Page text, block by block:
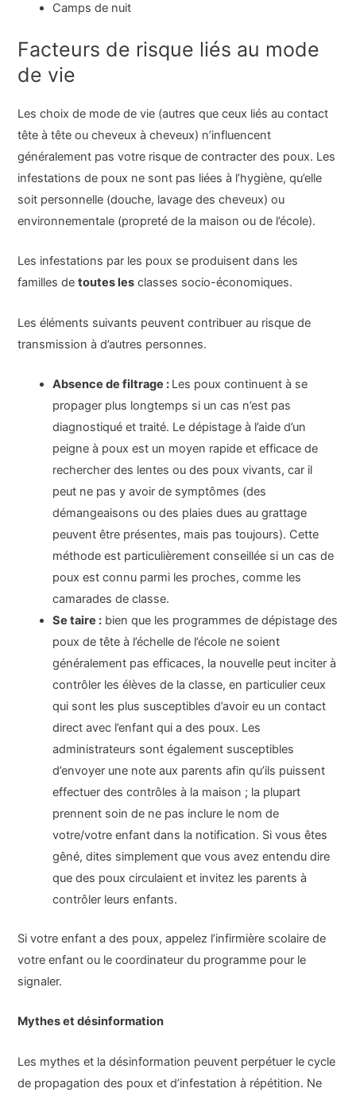
Camps de nuit
Facteurs de risque liés au mode
de vie
Les choix de mode de vie (autres que ceux liés au contact
tête à tête ou cheveux à cheveux) n’influencent
généralement pas votre risque de contracter des poux. Les
infestations de poux ne sont pas liées à l’hygiène, qu’elle
soit personnelle (douche, lavage des cheveux) ou
environnementale (propreté de la maison ou de l’école).
Les infestations par les poux se produisent dans les
familles detoutes les classes socio-économiques.
Les éléments suivants peuvent contribuer au risque de
transmission à d’autres personnes.
Absence de filtrage : Les poux continuent à se
propager plus longtemps si un cas n’est pas
diagnostiqué et traité. Le dépistage à l’aide d’un
peigne à poux est un moyen rapide et efficace de
rechercher des lentes ou des poux vivants, car il
peut ne pas y avoir de symptômes (des
démangeaisons ou des plaies dues au grattage
peuvent être présentes, mais pas toujours). Cette
méthode est particulièrement conseillée si un cas de
poux est connu parmi les proches, comme les
camarades de classe.
Se taire : bien que les programmes de dépistage des
poux de tête à l’échelle de l’école ne soient
généralement pas efficaces, la nouvelle peut inciter à
contrôler les élèves de la classe, en particulier ceux
qui sont les plus susceptibles d’avoir eu un contact
direct avec l’enfant qui a des poux. Les
administrateurs sont également susceptibles
d’envoyer une note aux parents afin qu’ils puissent
effectuer des contrôles à la maison ; la plupart
prennent soin de ne pas inclure le nom de
votre/votre enfant dans la notification. Si vous êtes
gêné, dites simplement que vous avez entendu dire
que des poux circulaient et invitez les parents à
contrôler leurs enfants.
Si votre enfant a des poux, appelez l’infirmière scolaire de
votre enfant ou le coordinateur du programme pour le
signaler.
Mythes et désinformation
Les mythes et la désinformation peuvent perpétuer le cycle
de propagation des poux et d’infestation à répétition. Ne